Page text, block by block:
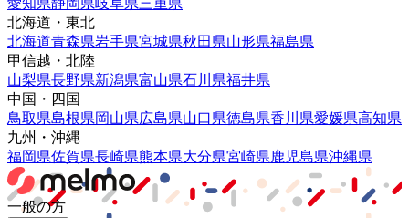
北海道・東北
北海道青森県岩手県宮城県秋田県山形県福島県
甲信越・北陸
山梨県長野県新潟県富山県石川県福井県
中国・四国
鳥取県島根県岡山県広島県山口県徳島県香川県愛媛県高知県
九州・沖縄
福岡県佐賀県長崎県熊本県大分県宮崎県鹿児島県沖縄県
一般の方